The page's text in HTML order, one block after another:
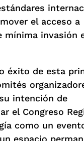
el acceso a
mínima invasión
éxito de esta
intención de
el Congreso
como un
espacio